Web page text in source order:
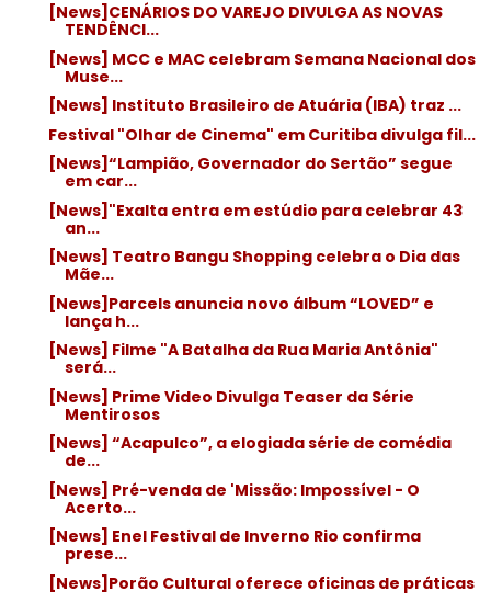
[News]CENÁRIOS DO VAREJO DIVULGA AS NOVAS
TENDÊNCI...
[News] MCC e MAC celebram Semana Nacional dos
Muse...
[News] Instituto Brasileiro de Atuária (IBA) traz ...
Festival "Olhar de Cinema" em Curitiba divulga fil...
[News]“Lampião, Governador do Sertão” segue
em car...
[News]"Exalta entra em estúdio para celebrar 43
an...
[News] Teatro Bangu Shopping celebra o Dia das
Mãe...
[News]Parcels anuncia novo álbum “LOVED” e
lança h...
[News] Filme "A Batalha da Rua Maria Antônia"
será...
[News] Prime Video Divulga Teaser da Série
Mentirosos
[News] “Acapulco”, a elogiada série de comédia
de...
[News] Pré-venda de 'Missão: Impossível - O
Acerto...
[News] Enel Festival de Inverno Rio confirma
prese...
[News]Porão Cultural oferece oficinas de práticas